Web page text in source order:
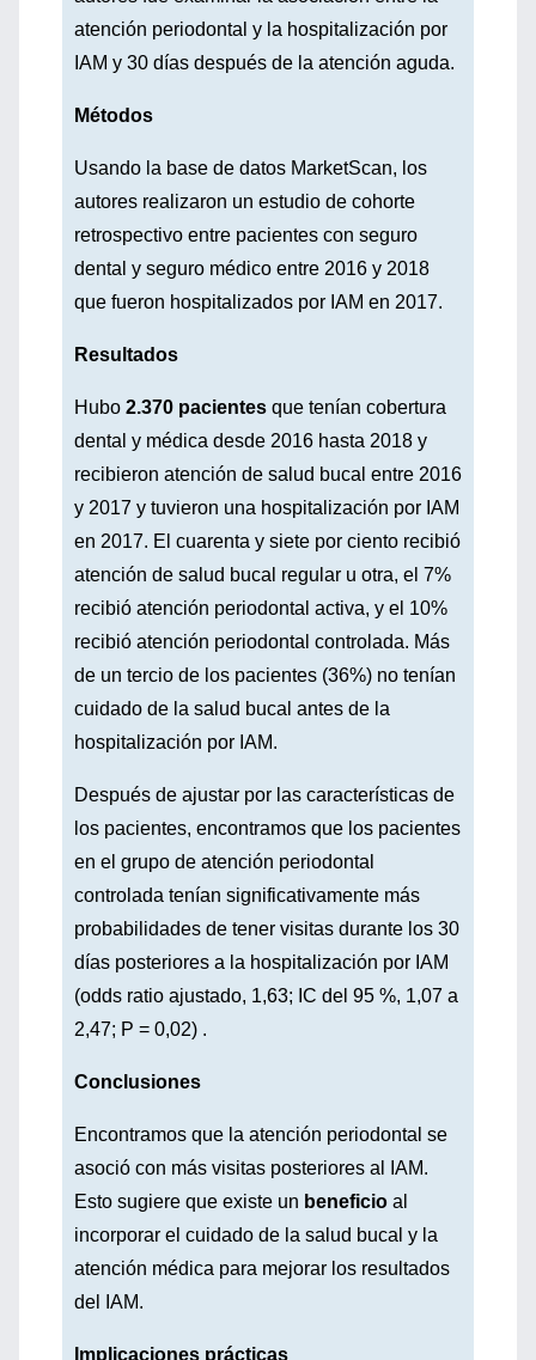
atención periodontal y la hospitalización por
IAM y 30 días después de la atención aguda.
Métodos
Usando la base de datos MarketScan, los
autores realizaron un estudio de cohorte
retrospectivo entre pacientes con seguro
dental y seguro médico entre 2016 y 2018
que fueron hospitalizados por IAM en 2017.
Resultados
Hubo 2.370 pacientes que tenían cobertura
dental y médica desde 2016 hasta 2018 y
recibieron atención de salud bucal entre 2016
y 2017 y tuvieron una hospitalización por IAM
en 2017. El cuarenta y siete por ciento recibió
atención de salud bucal regular u otra, el 7%
recibió atención periodontal activa, y el 10%
recibió atención periodontal controlada. Más
de un tercio de los pacientes (36%) no tenían
cuidado de la salud bucal antes de la
hospitalización por IAM.
Después de ajustar por las características de
los pacientes, encontramos que los pacientes
en el grupo de atención periodontal
controlada tenían significativamente más
probabilidades de tener visitas durante los 30
días posteriores a la hospitalización por IAM
(odds ratio ajustado, 1,63; IC del 95 %, 1,07 a
2,47; P = 0,02) .
Conclusiones
Encontramos que la atención periodontal se
asoció con más visitas posteriores al IAM.
Esto sugiere que existe un beneficio al
incorporar el cuidado de la salud bucal y la
atención médica para mejorar los resultados
del IAM.
Implicaciones prácticas